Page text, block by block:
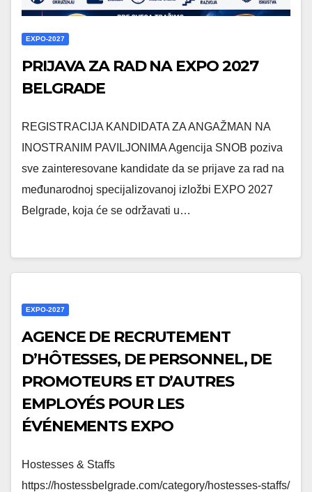
EXPO-2027
PRIJAVA ZA RAD NA EXPO 2027
BELGRADE
REGISTRACIJA KANDIDATA ZA ANGAŽMAN NA
INOSTRANIM PAVILJONIMA Agencija SNOB poziva
sve zainteresovane kandidate da se prijave za rad na
međunarodnoj specijalizovanoj izložbi EXPO 2027
Belgrade, koja će se održavati u…
EXPO-2027
AGENCE DE RECRUTEMENT
D’HÔTESSES, DE PERSONNEL, DE
PROMOTEURS ET D’AUTRES
EMPLOYÉS POUR LES
ÉVÉNEMENTS EXPO
Hostesses & Staffs
https://hostessbelgrade.com/category/hostesses-staffs/